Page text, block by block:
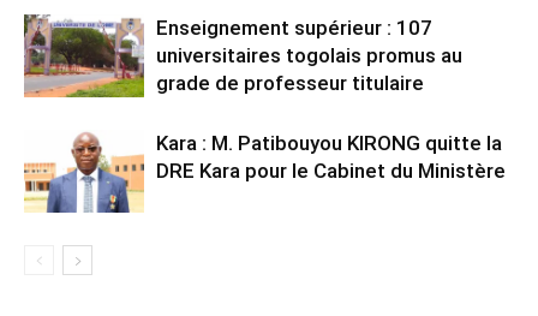
Enseignement supérieur : 107
universitaires togolais promus au
grade de professeur titulaire
Kara : M. Patibouyou KIRONG quitte la
DRE Kara pour le Cabinet du Ministère